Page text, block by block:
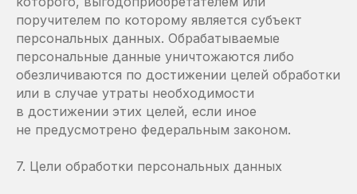
поручителем по которому является субъект
персональных данных. Обрабатываемые
персональные данные уничтожаются либо
обезличиваются по достижении целей обработки
или в случае утраты необходимости
в достижении этих целей, если иное
не предусмотрено федеральным законом.
7. Цели обработки персональных данных